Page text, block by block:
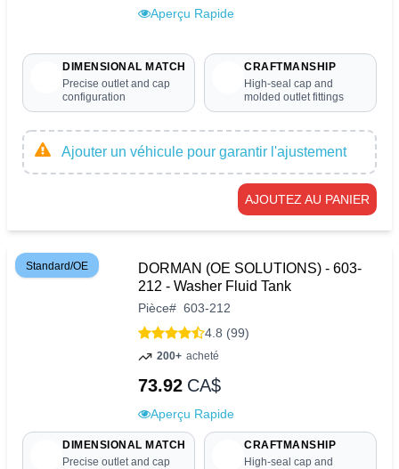
Aperçu Rapide
DIMENSIONAL MATCH
Precise outlet and cap
configuration
CRAFTMANSHIP
High-seal cap and
molded outlet fittings
Ajouter un véhicule pour garantir l'ajustement
AJOUTEZ AU PANIER
Standard/OE
DORMAN (OE SOLUTIONS) - 603-
212 - Washer Fluid Tank
Pièce# 603-212
4.8 (99)
200+ acheté
73.92 CA$
Aperçu Rapide
DIMENSIONAL MATCH
Precise outlet and cap
CRAFTMANSHIP
High-seal cap and